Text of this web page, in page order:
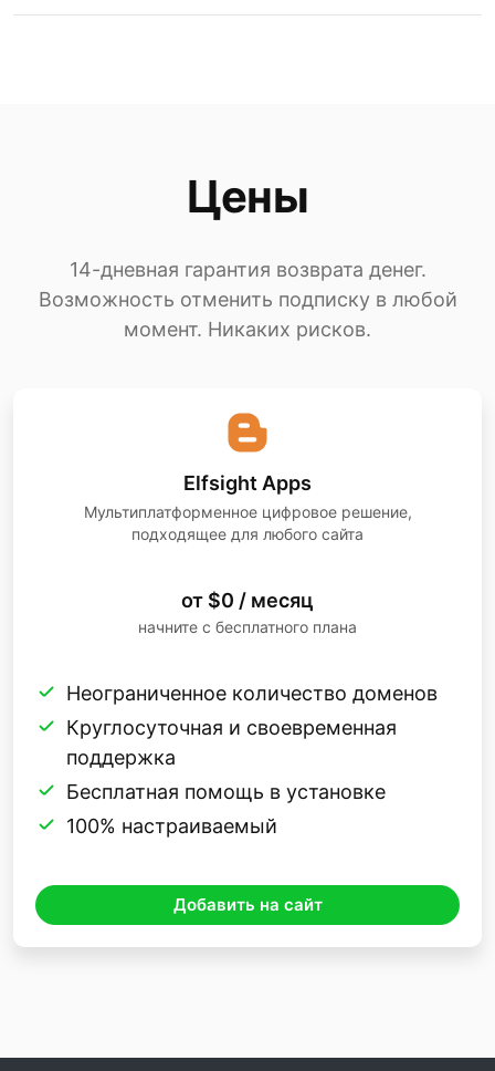
Цены
14-дневная гарантия возврата денег.
Возможность отменить подписку в любой
момент. Никаких рисков.
Elfsight Apps
Мультиплатформенное цифровое решение,
подходящее для любого сайта
от $0 / месяц
начните с бесплатного плана
Неограниченное количество доменов
Круглосуточная и своевременная
поддержка
Бесплатная помощь в установке
100% настраиваемый
Добавить на сайт